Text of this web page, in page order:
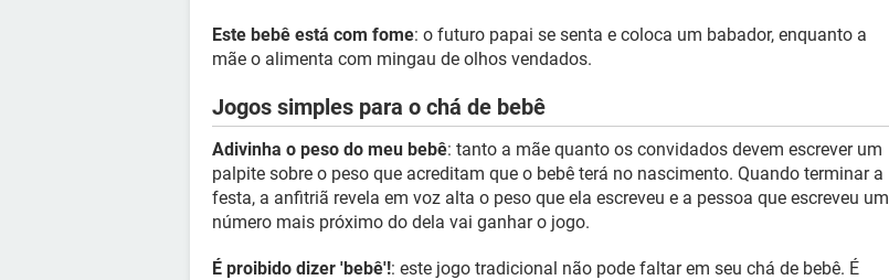
Este bebê está com fome: o futuro papai se senta e coloca um babador, enquanto a
mãe o alimenta com mingau de olhos vendados.
Jogos simples para o chá de bebê
Adivinha o peso do meu bebê: tanto a mãe quanto os convidados devem escrever um
palpite sobre o peso que acreditam que o bebê terá no nascimento. Quando terminar a
festa, a anfitriã revela em voz alta o peso que ela escreveu e a pessoa que escreveu um
número mais próximo do dela vai ganhar o jogo.
É proibido dizer 'bebê'!: este jogo tradicional não pode faltar em seu chá de bebê. É